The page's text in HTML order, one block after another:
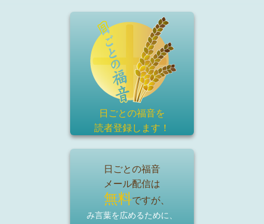
日ごとの福音を
読者登録します！
日ごとの福音
メール配信は
無料ですが、
み言葉を広めるために、